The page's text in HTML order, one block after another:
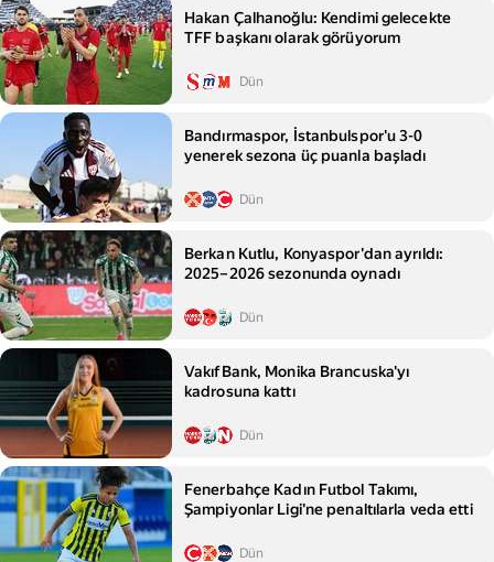
Hakan Çalhanoğlu: Kendimi gelecekte
TFF başkanı olarak görüyorum
Dün
Bandırmaspor, İstanbulspor'u 3-0
yenerek sezona üç puanla başladı
Dün
Berkan Kutlu, Konyaspor'dan ayrıldı:
2025–2026 sezonunda oynadı
Dün
VakıfBank, Monika Brancuska'yı
kadrosuna kattı
Dün
Fenerbahçe Kadın Futbol Takımı,
Şampiyonlar Ligi'ne penaltılarla veda etti
Dün